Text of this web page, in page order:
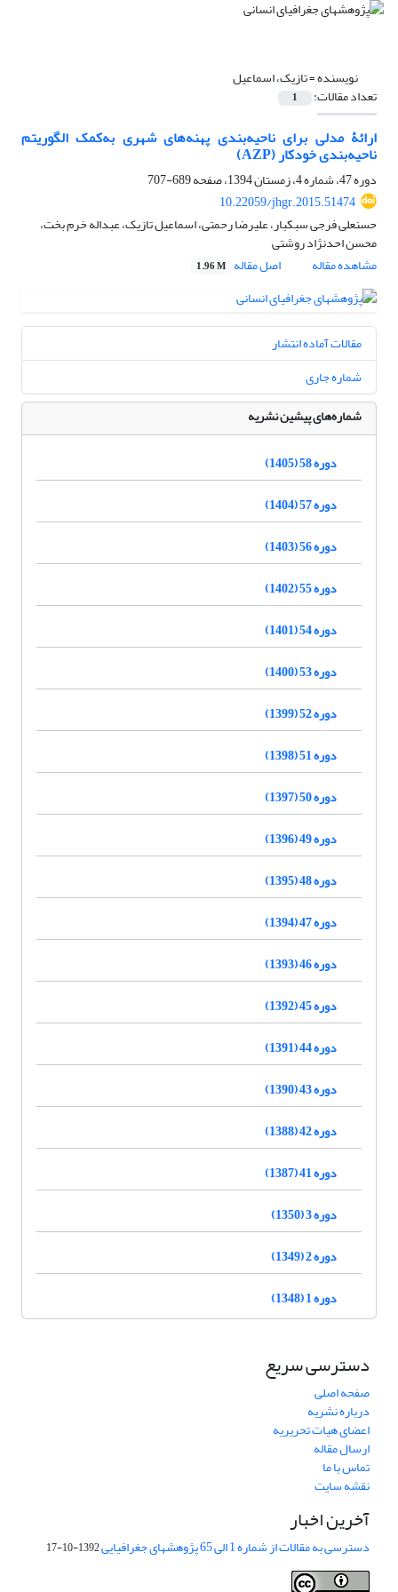
نویسنده =تازیک، اسماعیل
تعداد مقالات: 1
ارائۀ مدلی برای ناحیه‌بندی پهنه‌های شهری به‌کمک الگوریتم
ناحیه‌بندی خودکار (AZP)
دوره 47، شماره 4، زمستان 1394، صفحه
689-707
10.22059/jhgr.2015.51474
حسنعلی فرجی سبکبار، علیرضا رحمتی، اسماعیل تازیک، عبداله خرم بخت،
محسن احدنژاد روشتی
مشاهده مقاله
اصل مقاله 1.96 M
مقالات آماده انتشار
شماره جاری
شماره‌های پیشین نشریه
دوره 58 (1405)
دوره 57 (1404)
دوره 56 (1403)
دوره 55 (1402)
دوره 54 (1401)
دوره 53 (1400)
دوره 52 (1399)
دوره 51 (1398)
دوره 50 (1397)
دوره 49 (1396)
دوره 48 (1395)
دوره 47 (1394)
دوره 46 (1393)
دوره 45 (1392)
دوره 44 (1391)
دوره 43 (1390)
دوره 42 (1388)
دوره 41 (1387)
دوره 3 (1350)
دوره 2 (1349)
دوره 1 (1348)
دسترسی سریع
صفحه اصلی
درباره نشریه
اعضای هیات تحریریه
ارسال مقاله
تماس با ما
نقشه سایت
آخرین اخبار
دسترسی به مقالات از شماره 1 الی 65 پژوهشهای جغرافیایی 1392-10-17